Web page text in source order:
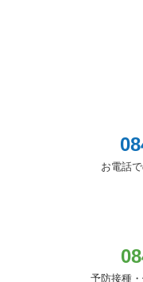
お電話
予防接種